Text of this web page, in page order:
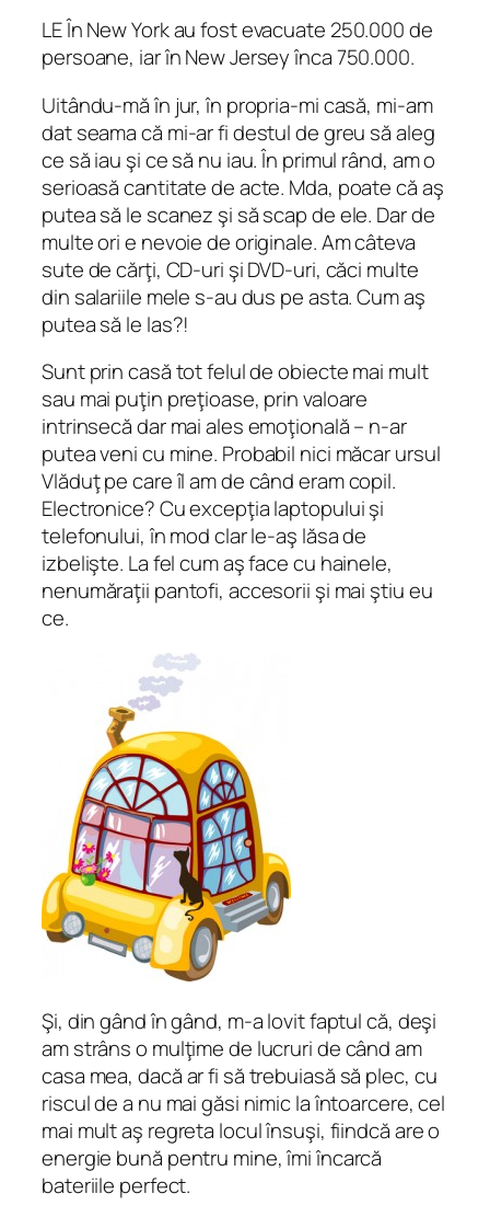
LE În New York au fost evacuate 250.000 de
persoane, iar în New Jersey înca 750.000.
Uitându-mă în jur, în propria-mi casă, mi-am
dat seama că mi-ar fi destul de greu să aleg
ce să iau şi ce să nu iau. În primul rând, am o
serioasă cantitate de acte. Mda, poate că aş
putea să le scanez şi să scap de ele. Dar de
multe ori e nevoie de originale. Am câteva
sute de cărţi, CD-uri şi DVD-uri, căci multe
din salariile mele s-au dus pe asta. Cum aş
putea să le las?!
Sunt prin casă tot felul de obiecte mai mult
sau mai puţin preţioase, prin valoare
intrinsecă dar mai ales emoţională – n-ar
putea veni cu mine. Probabil nici măcar ursul
Vlăduţ pe care îl am de când eram copil.
Electronice? Cu excepţia laptopului şi
telefonului, în mod clar le-aş lăsa de
izbelişte. La fel cum aş face cu hainele,
nenumăraţii pantofi, accesorii şi mai ştiu eu
ce.
Şi, din gând în gând, m-a lovit faptul că, deşi
am strâns o mulţime de lucruri de când am
casa mea, dacă ar fi să trebuiasă să plec, cu
riscul de a nu mai găsi nimic la întoarcere, cel
mai mult aş regreta locul însuşi, fiindcă are o
energie bună pentru mine, îmi încarcă
bateriile perfect.